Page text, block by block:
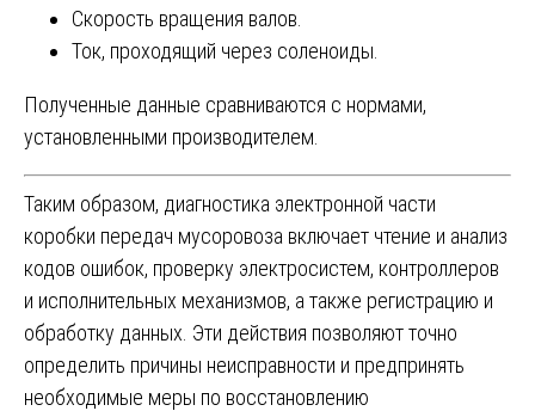
Скорость вращения валов.
Ток, проходящий через соленоиды.
Полученные данные сравниваются с нормами,
установленными производителем.
Таким образом, диагностика электронной части
коробки передач мусоровоза включает чтение и анализ
кодов ошибок, проверку электросистем, контроллеров
и исполнительных механизмов, а также регистрацию и
обработку данных. Эти действия позволяют точно
определить причины неисправности и предпринять
необходимые меры по восстановлению